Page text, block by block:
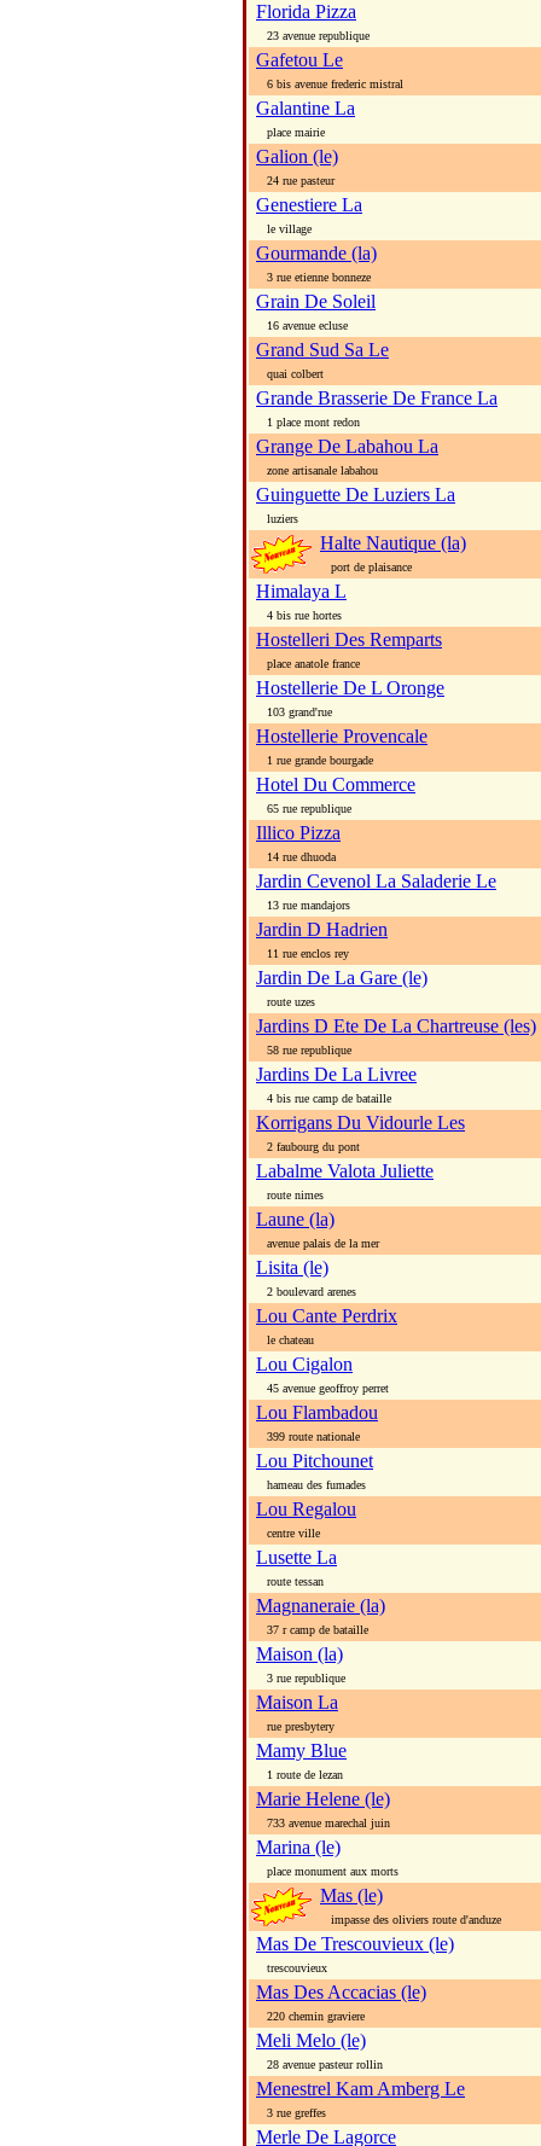
Florida Pizza
23 avenue republique
Gafetou Le
6 bis avenue frederic mistral
Galantine La
place mairie
Galion (le)
24 rue pasteur
Genestiere La
le village
Gourmande (la)
3 rue etienne bonneze
Grain De Soleil
16 avenue ecluse
Grand Sud Sa Le
quai colbert
Grande Brasserie De France La
1 place mont redon
Grange De Labahou La
zone artisanale labahou
Guinguette De Luziers La
luziers
Halte Nautique (la)
port de plaisance
Himalaya L
4 bis rue hortes
Hostelleri Des Remparts
place anatole france
Hostellerie De L Oronge
103 grand'rue
Hostellerie Provencale
1 rue grande bourgade
Hotel Du Commerce
65 rue republique
Illico Pizza
14 rue dhuoda
Jardin Cevenol La Saladerie Le
13 rue mandajors
Jardin D Hadrien
11 rue enclos rey
Jardin De La Gare (le)
route uzes
Jardins D Ete De La Chartreuse (les)
58 rue republique
Jardins De La Livree
4 bis rue camp de bataille
Korrigans Du Vidourle Les
2 faubourg du pont
Labalme Valota Juliette
route nimes
Laune (la)
avenue palais de la mer
Lisita (le)
2 boulevard arenes
Lou Cante Perdrix
le chateau
Lou Cigalon
45 avenue geoffroy perret
Lou Flambadou
399 route nationale
Lou Pitchounet
hameau des fumades
Lou Regalou
centre ville
Lusette La
route tessan
Magnaneraie (la)
37 r camp de bataille
Maison (la)
3 rue republique
Maison La
rue presbytery
Mamy Blue
1 route de lezan
Marie Helene (le)
733 avenue marechal juin
Marina (le)
place monument aux morts
Mas (le)
impasse des oliviers route d'anduze
Mas De Trescouvieux (le)
trescouvieux
Mas Des Accacias (le)
220 chemin graviere
Meli Melo (le)
28 avenue pasteur rollin
Menestrel Kam Amberg Le
3 rue greffes
Merle De Lagorce